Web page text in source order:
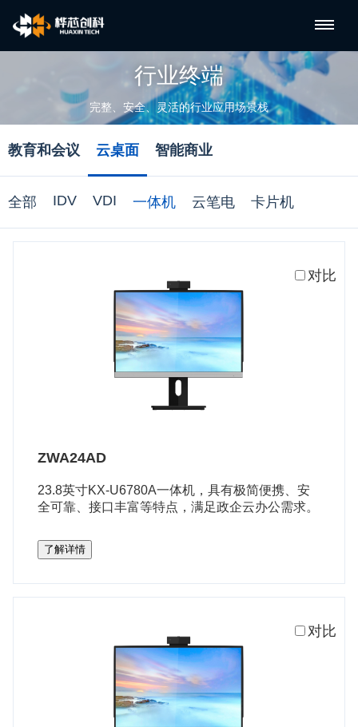
行业终端
完整、安全、灵活的行业应用场景栈
教育和会议 云桌面 智能商业
全部 IDV VDI 一体机 云笔电 卡片机
对比
ZWA24AD
23.8英寸KX-U6780A一体机，具有极简便携、安
全可靠、接口丰富等特点，满足政企云办公需求。
了解详情
对比